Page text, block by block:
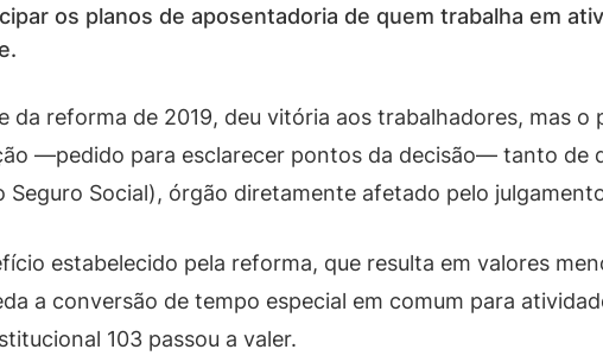
os planos de aposentadoria de quem trabalha em
reforma de 2019, deu vitória aos trabalhadores, mas o
—pedido para esclarecer pontos da decisão— tanto de
Social), órgão diretamente afetado pelo
estabelecido pela reforma, que resulta em valores
a conversão de tempo especial em comum para
103 passou a valer.